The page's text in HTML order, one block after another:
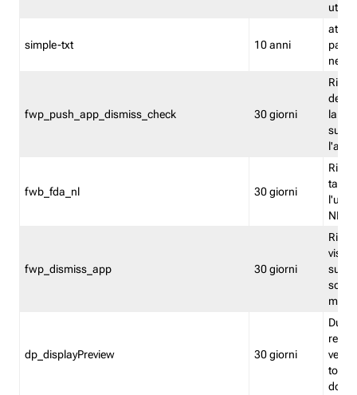
simple-txt 10 anni
attiva
fwp_push_app_dismiss_check 30 giorni
la
fwb_fda_nl 30 giorni
NL
fwp_dismiss_app 30 giorni
visto
dp_displayPreview 30 giorni
torna
dopo